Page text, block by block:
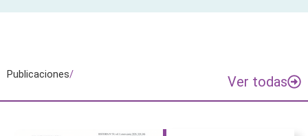
Publicaciones/ Ver todas